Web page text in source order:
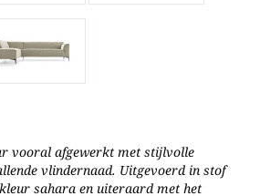
vooral afgewerkt met stijlvolle
vlindernaad. Uitgevoerd in stof
sahara en uiteraard met het